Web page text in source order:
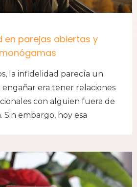
en parejas abiertas y
monógamas
la infidelidad parecía un
era tener relaciones
con alguien fuera de
Sin embargo, hoy esa